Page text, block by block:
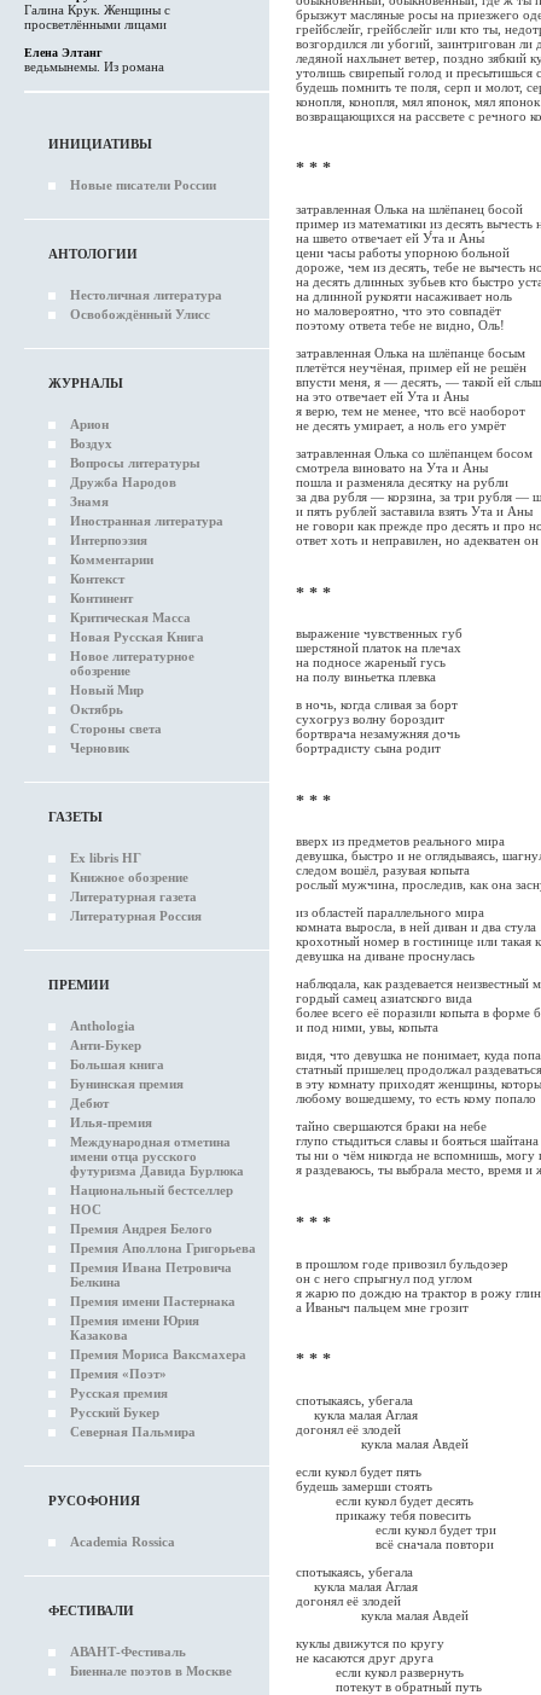
Галина Крук. Женщины с
просветлёнными лицами
Елена Элтанг
ведьмынемы. Из романа
ИНИЦИАТИВЫ
Новые писатели России
АНТОЛОГИИ
Нестоличная литература
Освобождённый Улисс
ЖУРНАЛЫ
Арион
Воздух
Вопросы литературы
Дружба Народов
Знамя
Иностранная литература
Интерпоэзия
Комментарии
Контекст
Континент
Критическая Масса
Новая Русская Книга
Новое литературное
обозрение
Новый Мир
Октябрь
Стороны света
Черновик
ГАЗЕТЫ
Ex libris НГ
Книжное обозрение
Литературная газета
Литературная Россия
ПРЕМИИ
Anthologia
Анти-Букер
Большая книга
Бунинская премия
Дебют
Илья-премия
Международная отметина
имени отца русского
футуризма Давида Бурлюка
Национальный бестселлер
НОС
Премия Андрея Белого
Премия Аполлона Григорьева
Премия Ивана Петровича
Белкина
Премия имени Пастернака
Премия имени Юрия
Казакова
Премия Мориса Ваксмахера
Премия «Поэт»
Русская премия
Русский Букер
Северная Пальмира
РУСОФОНИЯ
Academia Rossica
ФЕСТИВАЛИ
АВАНТ-Фестиваль
Биеннале поэтов в Москве
брызжут масляные росы на приезжего
грейбслейг, грейбслейг или кто ты,
возгордился ли убогий, заинтригован ли
ледяной нахлынет ветер, поздно зябкий
утолишь свирепый голод и пресытишься
будешь помнить те поля, серп и молот,
конопля, конопля, мял японок, мял японок
возвращающихся на рассвете с речного
* * *
затравленная Олька на шлёпанец босой
пример из математики из десять вычесть
на швето отвечает ей У́та и Аны́
цени часы работы упорною больной
дороже, чем из десять, тебе не вычесть
на десять длинных зубьев кто быстро
на длинной рукояти насаживает ноль
но маловероятно, что это совпадёт
поэтому ответа тебе не видно, Оль!
затравленная Олька на шлёпанце босым
плетётся неучёная, пример ей не решён
впусти меня, я — десять, — такой ей
на это отвечает ей Ута и Аны
я верю, тем не менее, что всё наоборот
не десять умирает, а ноль его умрёт
затравленная Олька со шлёпанцем босом
смотрела виновато на Ута и Аны
пошла и разменяла десятку на рубли
за два рубля — корзина, за три рубля —
и пять рублей заставила взять Ута и Аны
не говори как прежде про десять и про
ответ хоть и неправилен, но адекватен он
* * *
выражение чувственных губ
шерстяной платок на плечах
на подносе жареный гусь
на полу виньетка плевка
в ночь, когда сливая за борт
сухогруз волну бороздит
бортврача незамужняя дочь
бортрадисту сына родит
* * *
вверх из предметов реального мира
девушка, быстро и не оглядываясь,
следом вошёл, разувая копыта
рослый мужчина, проследив, как она
из областей параллельного мира
комната выросла, в ней диван и два стула
крохотный номер в гостинице или такая
девушка на диване проснулась
наблюдала, как раздевается неизвестный
гордый самец азиатского вида
более всего её поразили копыта в форме
и под ними, увы, копыта
видя, что девушка не понимает, куда
статный пришелец продолжал раздеваться
в эту комнату приходят женщины,
любому вошедшему, то есть кому попало
тайно свершаются браки на небе
глупо стыдиться славы и бояться шайтана
ты ни о чём никогда не вспомнишь, могу
я раздеваюсь, ты выбрала место, время и
* * *
в прошлом годе привозил бульдозер
он с него спрыгнул под углом
я жарю по дождю на трактор в рожу
а Иваныч пальцем мне грозит
* * *
спотыкаясь, убегала
кукла малая Аглая
догонял её злодей
кукла малая Авдей
если кукол будет пять
будешь замерши стоять
если кукол будет десять
прикажу тебя повесить
если кукол будет три
всё сначала повтори
спотыкаясь, убегала
кукла малая Аглая
догонял её злодей
кукла малая Авдей
куклы движутся по кругу
не касаются друг друга
если кукол развернуть
потекут в обратный путь